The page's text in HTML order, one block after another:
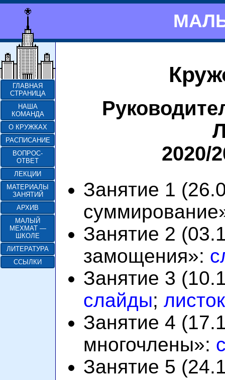
ГЛАВНАЯ
СТРАНИЦА
НАША
КОМАНДА
О КРУЖКАХ
РАСПИСАНИЕ
ВОПРОС-
ОТВЕТ
ЛЕКЦИИ
МАТЕРИАЛЫ
ЗАНЯТИЙ
АРХИВ
МАЛЫЙ
МЕХМАТ —
ШКОЛЕ
ЛИТЕРАТУРА
ССЫЛКИ
2020/
Занятие 1
Занятие 2
замощения»:
Занятие 3
слайды; листок
Занятие 4
многочлены»:
Занятие 5